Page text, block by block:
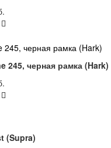
245, черная рамка (Hark)
(Supra)